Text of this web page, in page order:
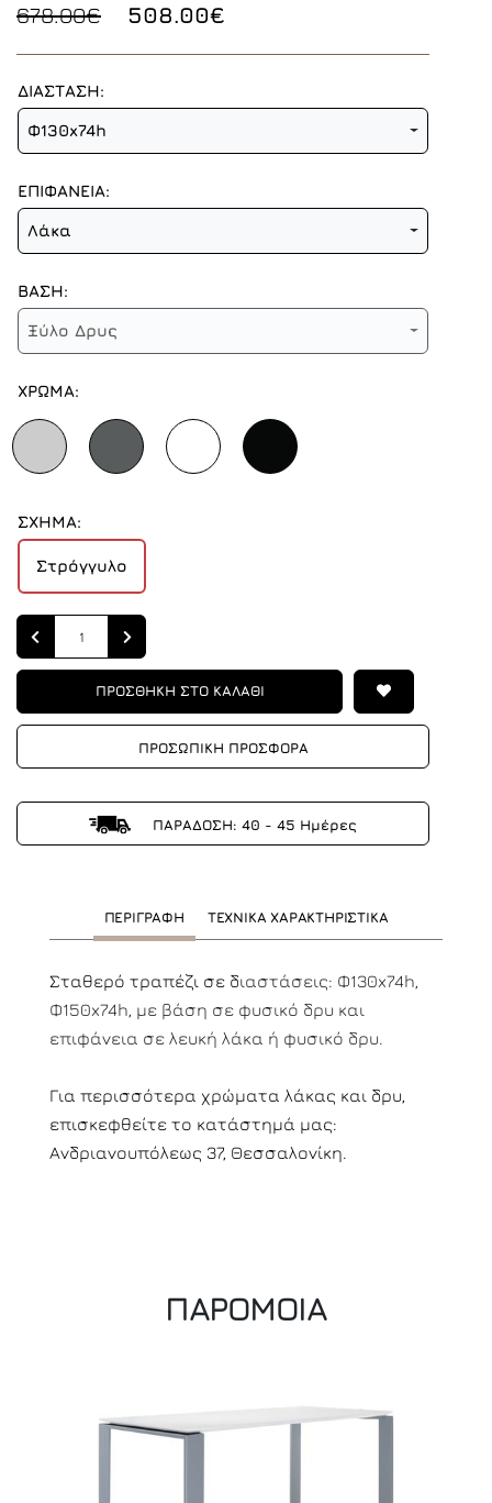
678.00€ 508.00€
ΔΙΑΣΤΑΣΗ:
Φ130x74h
ΕΠΙΦΑΝΕΙΑ:
Λάκα
ΒΑΣΗ:
Ξύλο Δρυς
ΧΡΩΜΑ:
ΣΧΗΜΑ:
Στρόγγυλο
Quantity
ΠΡΟΣΘΗΚΗ ΣΤΟ ΚΑΛΑΘΙ
ΠΡΟΣΩΠΙΚΗ ΠΡΟΣΦΟΡΑ
ΠΑΡΑΔΟΣΗ: 40 - 45 Ημέρες
ΠΕΡΙΓΡΑΦΗ ΤΕΧΝΙΚΑ ΧΑΡΑΚΤΗΡΙΣΤΙΚΑ
Σταθερό τραπέζι σε διαστάσεις: Φ130x74h,
Φ150x74h, με βάση σε φυσικό δρυ και
επιφάνεια σε λευκή λάκα ή φυσικό δρυ.
Για περισσότερα χρώματα λάκας και δρυ,
επισκεφθείτε το κατάστημά μας:
Ανδριανουπόλεως 37, Θεσσαλονίκη.
ΠΑΡΟΜΟΙΑ